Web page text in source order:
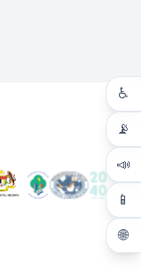
♿
📡
📣
📱
🌐